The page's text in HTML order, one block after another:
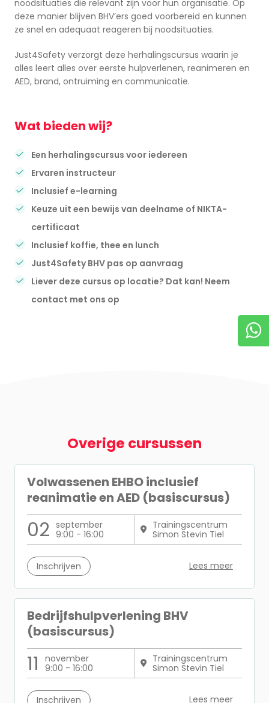
noodsituaties die relevant zijn voor hun organisatie. Op
deze manier blijven BHV’ers goed voorbereid en kunnen
ze snel en adequaat reageren bij noodsituaties.
Just4Safety verzorgt deze herhalingscursus waarin je
alles leert alles over eerste hulpverlenen, reanimeren en
AED, brand, ontruiming en communicatie.
Wat bieden wij?
Een herhalingscursus voor iedereen
Ervaren instructeur
Inclusief e-learning
Keuze uit een bewijs van deelname of NIKTA-
certificaat
Inclusief koffie, thee en lunch
Just4Safety BHV pas op aanvraag
Liever deze cursus op locatie? Dat kan! Neem
contact met ons op
Overige cursussen
Volwassenen EHBO inclusief
reanimatie en AED (basiscursus)
02 september
9:00 - 16:00
Trainingscentrum
Simon Stevin Tiel
Inschrijven Lees meer
Bedrijfshulpverlening BHV
(basiscursus)
11
november
9:00 - 16:00
Trainingscentrum
Simon Stevin Tiel
Inschrijven Lees meer